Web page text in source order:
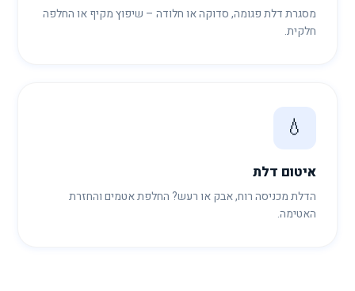
מסגרת דלת פגומה, סדוקה או חלודה – שיפוץ מקיף או החלפה
חלקית.
💧
איטום דלת
הדלת מכניסה רוח, אבק או רעש? החלפת אטמים והחזרת
האטימה.